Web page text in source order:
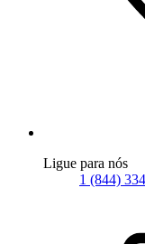
Ligue para nós
1 (844)